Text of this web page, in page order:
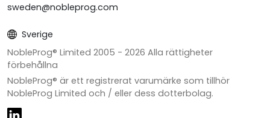
sweden@nobleprog.com
Sverige
NobleProg® Limited 2005 - 2026 Alla rättigheter
förbehållna
NobleProg® är ett registrerat varumärke som tillhör
NobleProg Limited och / eller dess dotterbolag.